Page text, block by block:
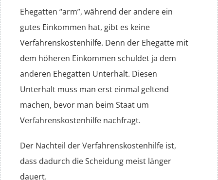
Ehegatten “arm”, während der andere ein
gutes Einkommen hat, gibt es keine
Verfahrenskostenhilfe. Denn der Ehegatte mit
dem höheren Einkommen schuldet ja dem
anderen Ehegatten Unterhalt. Diesen
Unterhalt muss man erst einmal geltend
machen, bevor man beim Staat um
Verfahrenskostenhilfe nachfragt.
Der Nachteil der Verfahrenskostenhilfe ist,
dass dadurch die Scheidung meist länger
dauert.